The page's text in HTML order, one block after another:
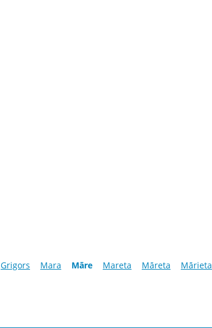
Grigors Mara Māre Mareta Māreta
Mārieta